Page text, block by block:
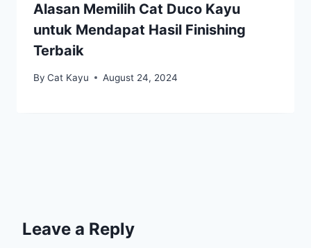
Alasan Memilih Cat Duco Kayu
untuk Mendapat Hasil Finishing
Terbaik
By Cat Kayu August 24, 2024
Leave a Reply